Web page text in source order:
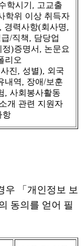
학시기, 고교출
학위 이상 취득자
경력사항(회사명,
/직책, 담당업
)증명서, 논문요
리오
진, 성별), 외국
내역, 장애/보훈
, 사회봉사활동
개 관련 지원자
항
우 「개인정보 보
동의를 얻어 필